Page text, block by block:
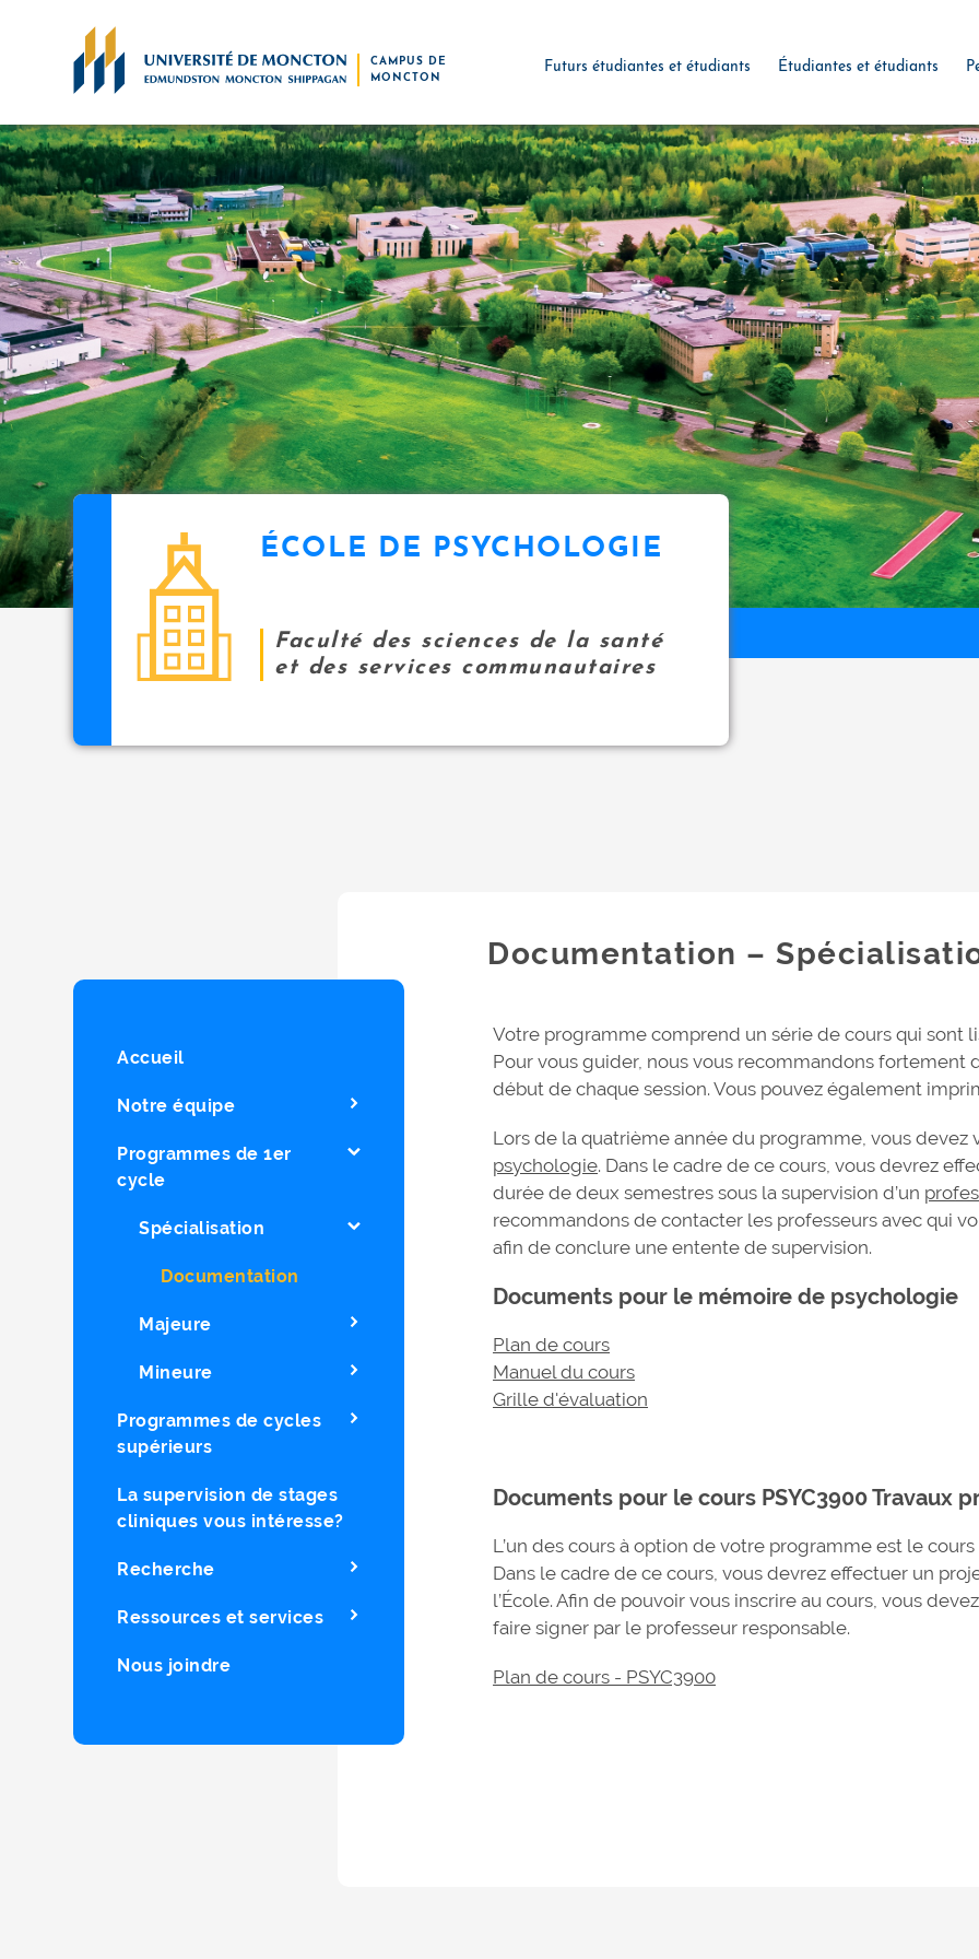
CAMPUS DE
MONCTON
Futurs étudiantes et étudiants Étudiantes et étudiants
ÉCOLE DE PSYCHOLOGIE
Faculté des sciences de la santé
et des services communautaires
Accueil
Notre équipe
Programmes de 1er
cycle
Spécialisation
Documentation
Majeure
Mineure
Programmes de cycles
supérieurs
La supervision de stages
cliniques vous intéresse?
Recherche
Ressources et services
Nous joindre
Documentation –
Votre programme comprend un série de cours qui sont
Pour vous guider, nous vous recommandons fortement
début de chaque session. Vous pouvez également
Lors de la quatrième année du programme, vous devez
psychologie. Dans le cadre de ce cours, vous devrez
durée de deux semestres sous la supervision d’un
recommandons de contacter les professeurs avec qui
afin de conclure une entente de supervision.
Documents pour le mémoire de psychologie
Plan de cours
Manuel du cours
Grille d'évaluation
Documents pour le cours PSYC3900 Travaux
L’un des cours à option de votre programme est le
Dans le cadre de ce cours, vous devrez effectuer un
l’École. Afin de pouvoir vous inscrire au cours, vous
faire signer par le professeur responsable.
Plan de cours - PSYC3900